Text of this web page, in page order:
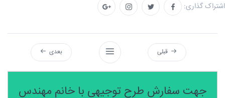
اشتراک گذاری:
قبلی بعدی
جهت سفارش طرح توجیهی با خانم مهندس